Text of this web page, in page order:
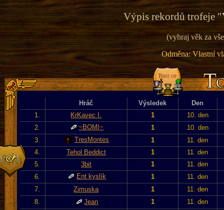
Výpis rekordů trofeje "
(vyhraj věk za
Odměna: Vlastní
Hráč Výsledek
Den
1.
KrKavec I. 1
10. den
2.
~BOMI~ 1
10. den
3.
TresMontes 1
11. den
4.
Tehol Beddict 1
11. den
5.
3bit 1
11. den
6.
Ent kyslík 1
11. den
7.
Zimuska 1
11. den
8.
Jean 1
11. den